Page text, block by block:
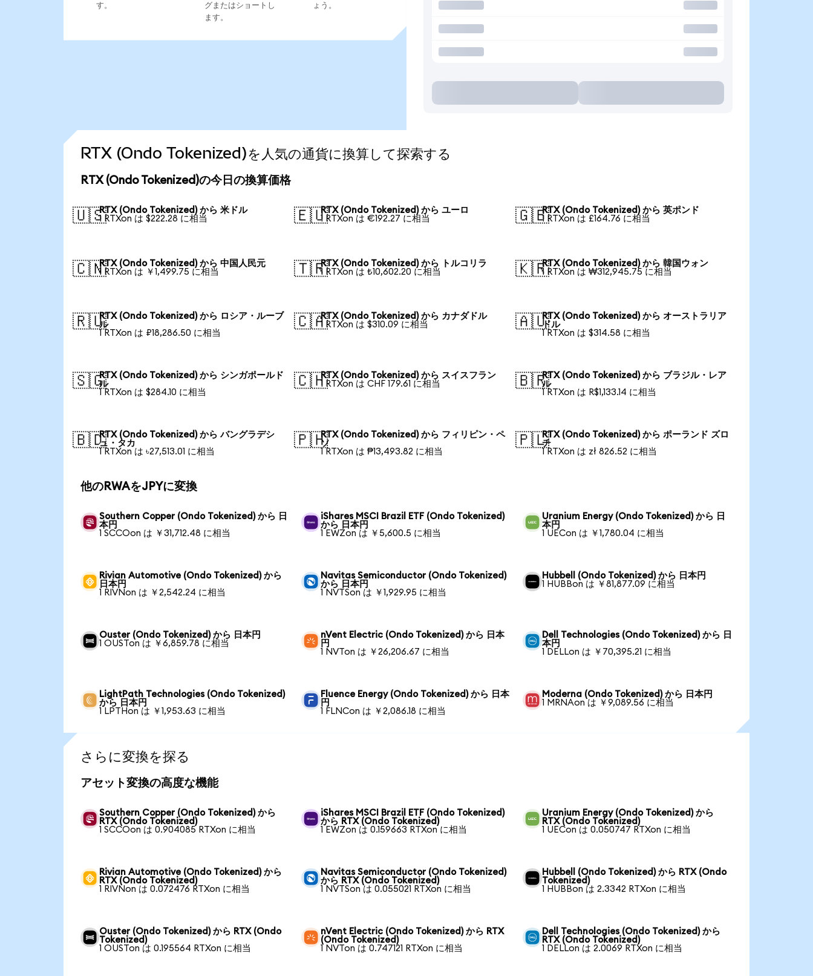
す。
グまたはショートし
ます。
ょう。
RTX (Ondo Tokenized)を人気の通貨に換算して探索する
RTX (Ondo Tokenized)の今日の換算価格
🇺🇸RTX (Ondo Tokenized) から 米ドル
1 RTXon は $222.28 に相当
🇪🇺RTX (Ondo Tokenized) から ユーロ
1 RTXon は €192.27 に相当
🇬🇧RTX (Ondo Tokenized) から 英ポンド
1 RTXon は £164.76 に相当
🇨🇳RTX (Ondo Tokenized) から 中国人民元
1 RTXon は ￥1,499.75 に相当
🇹🇷RTX (Ondo Tokenized) から トルコリラ
1 RTXon は ₺10,602.20 に相当
🇰🇷RTX (Ondo Tokenized) から 韓国ウォン
1 RTXon は ₩312,945.75 に相当
🇷🇺RTX (Ondo Tokenized) から ロシア・ルーブ
ル
1 RTXon は ₽18,286.50 に相当
🇨🇦RTX (Ondo Tokenized) から カナダドル
1 RTXon は $310.09 に相当
🇦🇺RTX (Ondo Tokenized) から オーストラリア
ドル
1 RTXon は $314.58 に相当
🇸🇬RTX (Ondo Tokenized) から シンガポールド
ル
1 RTXon は $284.10 に相当
🇨🇭RTX (Ondo Tokenized) から スイスフラン
1 RTXon は CHF 179.61 に相当
🇧🇷RTX (Ondo Tokenized) から ブラジル・レア
ル
1 RTXon は R$1,133.14 に相当
🇧🇩RTX (Ondo Tokenized) から バングラデシ
ュ・タカ
1 RTXon は ৳27,513.01 に相当
🇵🇭RTX (Ondo Tokenized) から フィリピン・ペ
ソ
1 RTXon は ₱13,493.82 に相当
🇵🇱RTX (Ondo Tokenized) から ポーランド ズロ
チ
1 RTXon は zł 826.52 に相当
他のRWAをJPYに変換
Southern Copper (Ondo Tokenized) から 日
本円
1 SCCOon は ￥31,712.48 に相当
iShares MSCI Brazil ETF (Ondo Tokenized)
から 日本円
1 EWZon は ￥5,600.5 に相当
Uranium Energy (Ondo Tokenized) から 日
本円
1 UECon は ￥1,780.04 に相当
Rivian Automotive (Ondo Tokenized) から
日本円
1 RIVNon は ￥2,542.24 に相当
Navitas Semiconductor (Ondo Tokenized)
から 日本円
1 NVTSon は ￥1,929.95 に相当
Hubbell (Ondo Tokenized) から 日本円
1 HUBBon は ￥81,877.09 に相当
Ouster (Ondo Tokenized) から 日本円
1 OUSTon は ￥6,859.78 に相当
nVent Electric (Ondo Tokenized) から 日本
円
1 NVTon は ￥26,206.67 に相当
Dell Technologies (Ondo Tokenized) から 日
本円
1 DELLon は ￥70,395.21 に相当
LightPath Technologies (Ondo Tokenized)
から 日本円
1 LPTHon は ￥1,953.63 に相当
Fluence Energy (Ondo Tokenized) から 日本
円
1 FLNCon は ￥2,086.18 に相当
Moderna (Ondo Tokenized) から 日本円
1 MRNAon は ￥9,089.56 に相当
さらに変換を探る
アセット変換の高度な機能
Southern Copper (Ondo Tokenized) から
RTX (Ondo Tokenized)
1 SCCOon は 0.904085 RTXon に相当
iShares MSCI Brazil ETF (Ondo Tokenized)
から RTX (Ondo Tokenized)
1 EWZon は 0.159663 RTXon に相当
Uranium Energy (Ondo Tokenized) から
RTX (Ondo Tokenized)
1 UECon は 0.050747 RTXon に相当
Rivian Automotive (Ondo Tokenized) から
RTX (Ondo Tokenized)
1 RIVNon は 0.072476 RTXon に相当
Navitas Semiconductor (Ondo Tokenized)
から RTX (Ondo Tokenized)
1 NVTSon は 0.055021 RTXon に相当
Hubbell (Ondo Tokenized) から RTX (Ondo
Tokenized)
1 HUBBon は 2.3342 RTXon に相当
Ouster (Ondo Tokenized) から RTX (Ondo
Tokenized)
1 OUSTon は 0.195564 RTXon に相当
nVent Electric (Ondo Tokenized) から RTX
(Ondo Tokenized)
1 NVTon は 0.747121 RTXon に相当
Dell Technologies (Ondo Tokenized) から
RTX (Ondo Tokenized)
1 DELLon は 2.0069 RTXon に相当